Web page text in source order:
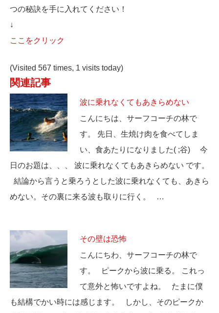
つの秘訣を手に入れてください！
↓
ここをクリック
(Visited 567 times, 1 visits today)
関連記事
波に乗れなくてもあきらめない
こんにちは、サーフコーチの林で
す。 先日、生焼け肉を食べてしま
い、食あたりになりました( ;谷) 今
日のお題は、、、 波に乗れなくてもあきらめない です。
結論から言うと乗ろうとした波に乗れなくても、あきら
めない。その裏に来る波も取りに行く。 …
その壁は恐怖
こんにちわ、サーフコーチの林で
す。 ピークから波に乗る。 これっ
て意外と怖いですよね。 たまに僕
も結構でかい時には感じます。 しかし、そのピークか